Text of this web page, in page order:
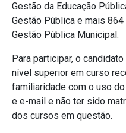
Gestão da Educação
Gestão Pública e mais
Gestão Pública Municipal.
Para participar, o
nível superior em curso
familiaridade com o uso
e e-mail e não ter sido
dos cursos em questão.